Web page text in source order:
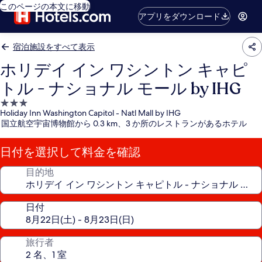
このページの本文に移動
アプリをダウンロード
宿泊施設をすべて表示
ホリデイ イン ワシントン キャピ
トル - ナショナル モール by IHG
3.0
つ
星
宿
泊
施
Holiday Inn Washington Capitol - Natl Mall by IHG
国立航空宇宙博物館から 0.3 km、3 か所のレストランがあるホテル
日付を選択して料金を確認
目的地
日付
旅行者